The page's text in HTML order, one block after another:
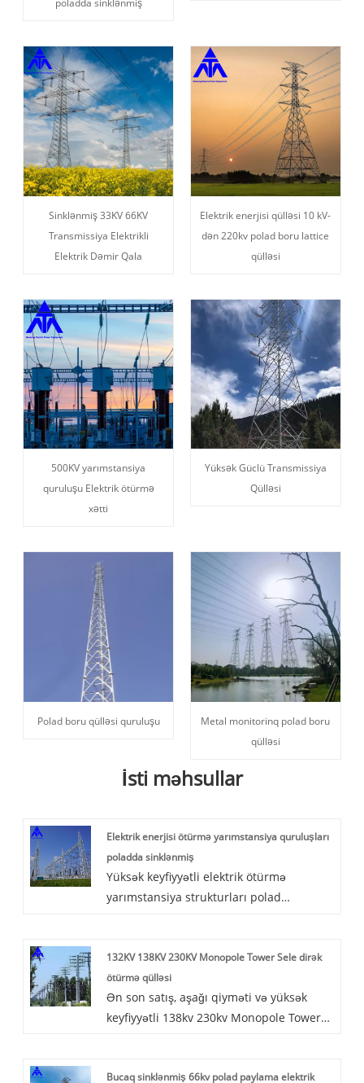
Sinklənmiş 33KV 66KV
Transmissiya Elektrikli
Elektrik Dəmir Qala
Elektrik enerjisi qülləsi 10 kV-
dən 220kv polad boru lattice
qülləsi
500KV yarımstansiya
quruluşu Elektrik ötürmə
xətti
Yüksək Güclü Transmissiya
Qülləsi
Polad boru qülləsi quruluşu
Metal monitorinq polad boru
qülləsi
İsti məhsullar
Elektrik enerjisi ötürmə yarımstansiya quruluşları
poladda sinklənmiş
Yüksək keyfiyyətli elektrik ötürmə
yarımstansiya strukturları polad
yarımstansiyaların iş xüsusiyyətləri və
vəzifələri yaxşı interaktivliyə sahib olmağı
zəruri edir.
132KV 138KV 230KV Monopole Tower Sele dirək
ötürmə qülləsi
Ən son satış, aşağı qiyməti və yüksək
keyfiyyətli 138kv 230kv Monopole Tower
səbirsizliklə gözləyir. Polad boru qülləsi
Bucaq sinklənmiş 66kv polad paylama elektrik